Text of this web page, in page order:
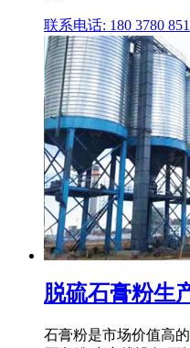
联系电话: 180 3780
脱硫石膏粉生
石膏粉是市场价值高